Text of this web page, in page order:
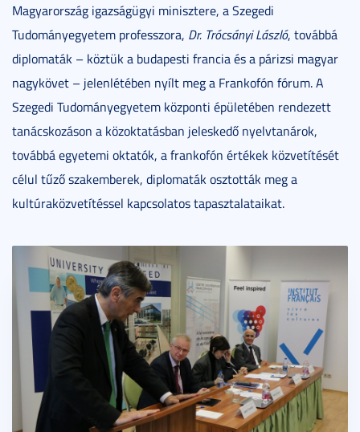
Magyarország igazságügyi minisztere, a Szegedi
Tudományegyetem professzora, Dr. Trócsányi László, továbbá
diplomaták – köztük a budapesti francia és a párizsi magyar
nagykövet – jelenlétében nyílt meg a Frankofón fórum. A
Szegedi Tudományegyetem központi épületében rendezett
tanácskozáson a közoktatásban jeleskedő nyelvtanárok,
továbbá egyetemi oktatók, a frankofón értékek közvetítését
célul tűző szakemberek, diplomaták osztották meg a
kultúraközvetítéssel kapcsolatos tapasztalataikat.